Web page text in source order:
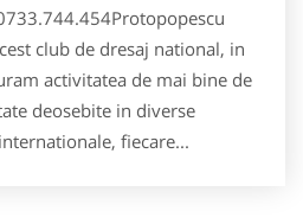
club de dresaj national, in
activitatea de mai bine de
deosebite in diverse
fiecare...